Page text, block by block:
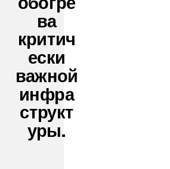
ва
критич
ески
важной
инфра
структ
уры.